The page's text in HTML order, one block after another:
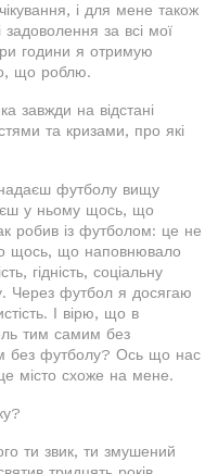
і для мене також
за всі мої
години я отримую
що роблю.
завжди на відстані
та кризами, про які
футболу вищу
у ньому щось, що
робив із футболом: це не
щось, що наповнювало
гідність, соціальну
Через футбол я досягаю
І вірю, що в
тим самим без
без футболу? Ось що нас
місто схоже на мене.
ти звик, ти змушений